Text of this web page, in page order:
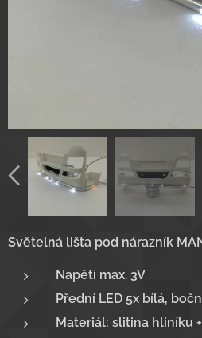
Světelná lišta pod nárazník
Napětí max. 3V
Přední LED 5x bílá,
Materiál: slitina hliníku